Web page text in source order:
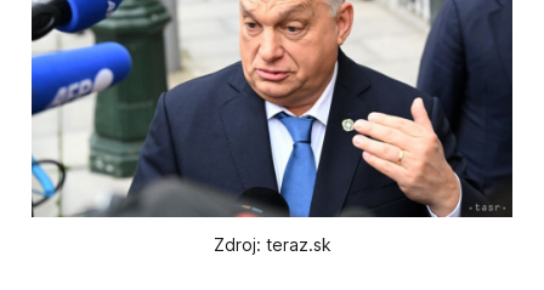
Zdroj: teraz.sk